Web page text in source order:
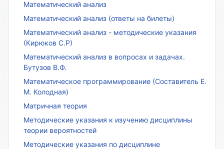
Математический анализ
Математический анализ (ответы на билеты)
Математический анализ - методические указания
(Кирюков С.Р)
Математический анализ в вопросах и задачах.
Бутузов В.Ф.
Математическое программирование (Составитель Е.
М. Колодная)
Матричная теория
Методические указания к изучению дисциплины
теории вероятностей
Методические указания по дисциплине